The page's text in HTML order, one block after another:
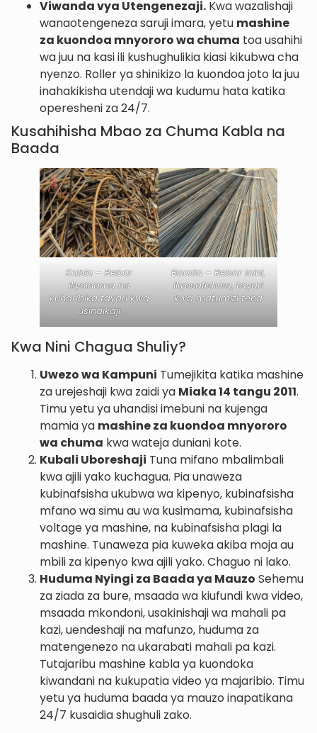
Viwanda vya Utengenezaji. Kwa wazalishaji
wanaotengeneza saruji imara, yetu mashine
za kuondoa mnyororo wa chuma toa usahihi
wa juu na kasi ili kushughulikia kiasi kikubwa cha
nyenzo. Roller ya shinikizo la kuondoa joto la juu
inahakikisha utendaji wa kudumu hata katika
operesheni za 24/7.
Kusahihisha Mbao za Chuma Kabla na
Baada
Kabla – Rebar
iliyoinama na
kuharibika tayari kwa
usindikaji
Baada – Rebar laini,
iliyosafishwa, tayari
kwa matumizi tena
Kwa Nini Chagua Shuliy?
Uwezo wa Kampuni Tumejikita katika mashine
za urejeshaji kwa zaidi ya Miaka 14 tangu 2011.
Timu yetu ya uhandisi imebuni na kujenga
mamia ya mashine za kuondoa mnyororo
wa chuma kwa wateja duniani kote.
Kubali Uboreshaji Tuna mifano mbalimbali
kwa ajili yako kuchagua. Pia unaweza
kubinafsisha ukubwa wa kipenyo, kubinafsisha
mfano wa simu au wa kusimama, kubinafsisha
voltage ya mashine, na kubinafsisha plagi la
mashine. Tunaweza pia kuweka akiba moja au
mbili za kipenyo kwa ajili yako. Chaguo ni lako.
Huduma Nyingi za Baada ya Mauzo Sehemu
za ziada za bure, msaada wa kiufundi kwa video,
msaada mkondoni, usakinishaji wa mahali pa
kazi, uendeshaji na mafunzo, huduma za
matengenezo na ukarabati mahali pa kazi.
Tutajaribu mashine kabla ya kuondoka
kiwandani na kukupatia video ya majaribio. Timu
yetu ya huduma baada ya mauzo inapatikana
24/7 kusaidia shughuli zako.